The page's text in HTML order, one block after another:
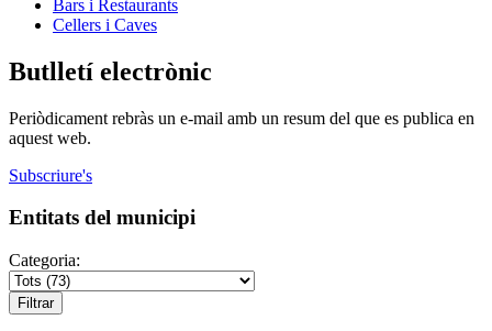
Bars i Restaurants
Cellers i Caves
Butlletí electrònic
Periòdicament rebràs un e-mail amb un resum del que es publica en
aquest web.
Subscriure's
Entitats del municipi
Categoria: